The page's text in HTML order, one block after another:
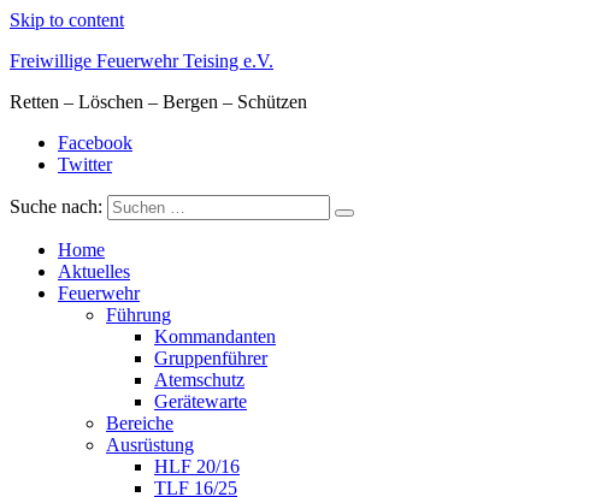
Skip to content
Freiwillige Feuerwehr Teising e.V.
Retten – Löschen – Bergen – Schützen
Facebook
Twitter
Suche nach:
Home
Aktuelles
Feuerwehr
Führung
Kommandanten
Gruppenführer
Atemschutz
Gerätewarte
Bereiche
Ausrüstung
HLF 20/16
TLF 16/25